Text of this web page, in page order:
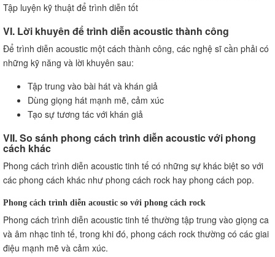
Tập luyện kỹ thuật để trình diễn tốt
VI. Lời khuyên để trình diễn acoustic thành công
Để trình diễn acoustic một cách thành công, các nghệ sĩ cần phải có
những kỹ năng và lời khuyên sau:
Tập trung vào bài hát và khán giả
Dùng giọng hát mạnh mẽ, cảm xúc
Tạo sự tương tác với khán giả
VII. So sánh phong cách trình diễn acoustic với phong
cách khác
Phong cách trình diễn acoustic tinh tế có những sự khác biệt so với
các phong cách khác như phong cách rock hay phong cách pop.
Phong cách trình diễn acoustic so với phong cách rock
Phong cách trình diễn acoustic tinh tế thường tập trung vào giọng ca
và âm nhạc tinh tế, trong khi đó, phong cách rock thường có các giai
điệu mạnh mẽ và cảm xúc.